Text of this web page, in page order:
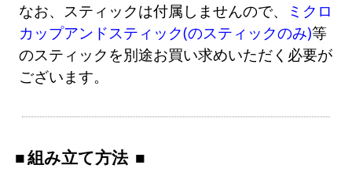
なお、スティックは付属しませんので、
ミクロ
カップアンドスティック(のスティックのみ)等
のスティックを別途お買い求めいただく必要が
ございます。
組み立て方法